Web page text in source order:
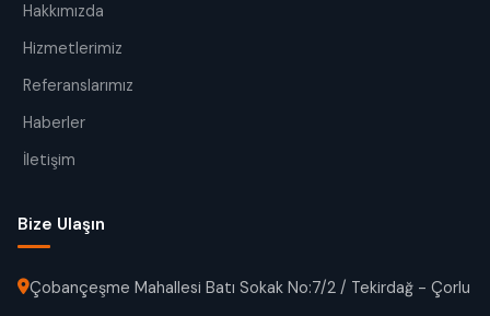
Hakkımızda
Hizmetlerimiz
Referanslarımız
Haberler
İletişim
Bize Ulaşın
Çobançeşme Mahallesi Batı Sokak No:7/2 / Tekirdağ - Çorlu